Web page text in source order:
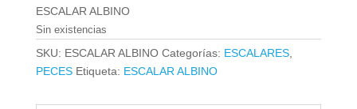
ESCALAR ALBINO
Sin existencias
SKU: ESCALAR ALBINO Categorías: ESCALARES,
PECES Etiqueta: ESCALAR ALBINO